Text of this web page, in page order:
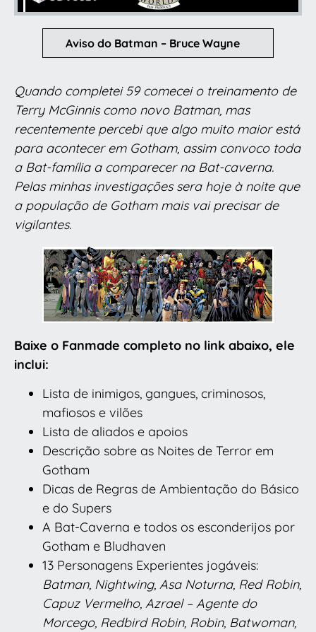
Aviso do Batman – Bruce Wayne
Quando completei 59 comecei o treinamento de
Terry McGinnis como novo Batman, mas
recentemente percebi que algo muito maior está
para acontecer em Gotham, assim convoco toda
a Bat-família a comparecer na Bat-caverna.
Pelas minhas investigações sera hoje à noite que
a população de Gotham mais vai precisar de
vigilantes.
Baixe o Fanmade completo no link abaixo, ele
inclui:
Lista de inimigos, gangues, criminosos,
mafiosos e vilões
Lista de aliados e apoios
Descrição sobre as Noites de Terror em
Gotham
Dicas de Regras de Ambientação do Básico
e do Supers
A Bat-Caverna e todos os esconderijos por
Gotham e Bludhaven
13 Personagens Experientes jogáveis:
Batman, Nightwing, Asa Noturna, Red Robin,
Capuz Vermelho, Azrael – Agente do
Morcego, Redbird Robin, Robin, Batwoman,